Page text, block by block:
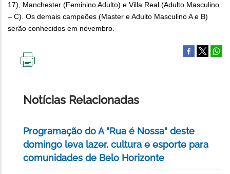
17), Manchester (Feminino Adulto) e Villa Real (Adulto Masculino
– C). Os demais campeões (Master e Adulto Masculino A e B)
serão conhecidos em novembro.
Notícias Relacionadas
Programação do A "Rua é Nossa" deste
domingo leva lazer, cultura e esporte para
comunidades de Belo Horizonte